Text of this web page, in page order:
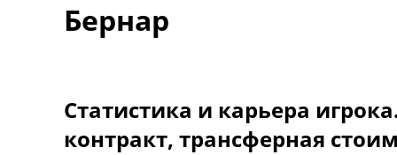
Турниры
Чемпионат Мира
Англия. Премьер Лига
Испания. Ла Лига
Бернар
Статистика и карьера
контракт, трансферная